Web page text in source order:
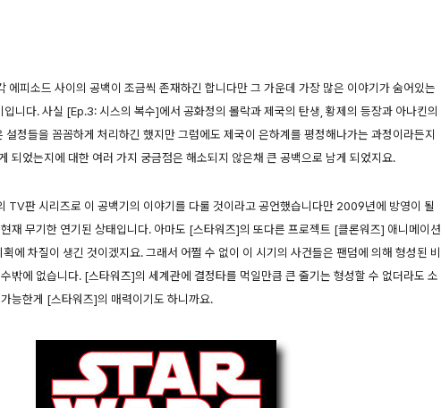
에피소드 사이의 공백이 조금씩 존재하긴 합니다만 그 가운데 가장 많은 이야기가 숨어있는
니다. 사실 [Ep.3: 시스의 복수]에서 공화정의 몰락과 제국의 탄생, 황제의 등장과 아나킨의
설정들을 꼼꼼하게 처리하긴 했지만 그럼에도 제국이 은하계를 평정해나가는 과정이라든지
되었는지에 대한 여러 가지 궁금점은 해소되지 않은채 큰 공백으로 남게 되었지요.
TV판 시리즈로 이 공백기의 이야기를 다룰 것이라고 공언했습니다만 2009년에 방영이 될
재 무기한 연기된 상태입니다. 아마도 [스타워즈]의 또다른 프로젝트 [클론워즈] 애니메이션
에 차질이 생긴 것이겠지요. 그래서 어쩔 수 없이 이 시기의 사건들은 팬덤에 의해 형성된 비
밖에 없습니다. [스타워즈]의 세계관에 결정타를 먹일만큼 큰 줄기는 형성할 수 없더라도 소
능한게 [스타워즈]의 매력이기도 하니까요.